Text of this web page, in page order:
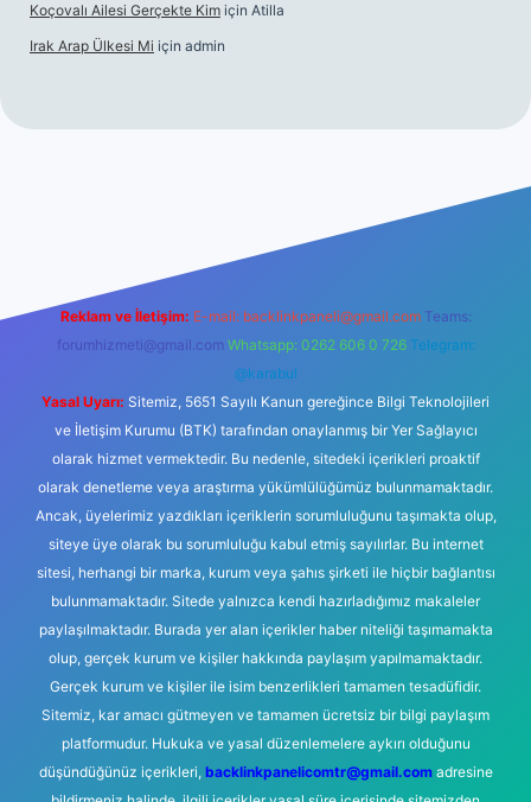
Koçovalı Ailesi Gerçekte Kim için Atilla
Irak Arap Ülkesi Mi için admin
Reklam ve İletişim: E-mail: backlinkpaneli@gmail.com Teams:
forumhizmeti@gmail.com Whatsapp: 0262 606 0 726 Telegram:
@karabul
Yasal Uyarı: Sitemiz, 5651 Sayılı Kanun gereğince Bilgi Teknolojileri
ve İletişim Kurumu (BTK) tarafından onaylanmış bir Yer Sağlayıcı
olarak hizmet vermektedir. Bu nedenle, sitedeki içerikleri proaktif
olarak denetleme veya araştırma yükümlülüğümüz bulunmamaktadır.
Ancak, üyelerimiz yazdıkları içeriklerin sorumluluğunu taşımakta olup,
siteye üye olarak bu sorumluluğu kabul etmiş sayılırlar. Bu internet
sitesi, herhangi bir marka, kurum veya şahıs şirketi ile hiçbir bağlantısı
bulunmamaktadır. Sitede yalnızca kendi hazırladığımız makaleler
paylaşılmaktadır. Burada yer alan içerikler haber niteliği taşımamakta
olup, gerçek kurum ve kişiler hakkında paylaşım yapılmamaktadır.
Gerçek kurum ve kişiler ile isim benzerlikleri tamamen tesadüfidir.
Sitemiz, kar amacı gütmeyen ve tamamen ücretsiz bir bilgi paylaşım
platformudur. Hukuka ve yasal düzenlemelere aykırı olduğunu
düşündüğünüz içerikleri, backlinkpanelicomtr@gmail.comadresine